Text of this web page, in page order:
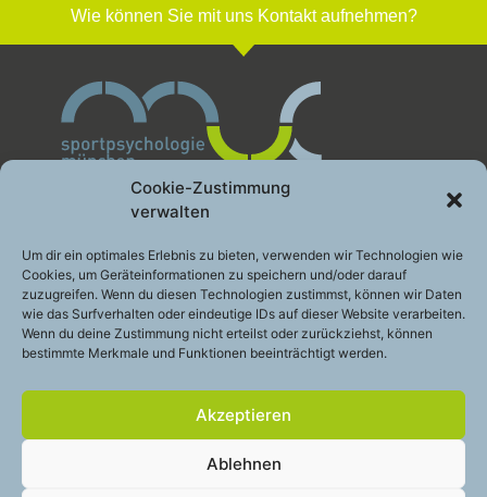
Cookie-Zustimmung
verwalten
Um dir ein optimales Erlebnis zu bieten, verwenden wir Technologien wie
Cookies, um Geräteinformationen zu speichern und/oder darauf
zuzugreifen. Wenn du diesen Technologien zustimmst, können wir Daten
wie das Surfverhalten oder eindeutige IDs auf dieser Website verarbeiten.
Wenn du deine Zustimmung nicht erteilst oder zurückziehst, können
bestimmte Merkmale und Funktionen beeinträchtigt werden.
Akzeptieren
Ablehnen
Wie können Sie mit uns Kontakt aufnehmen?
Sportpsychologie München GbR
Leistung gesund entwickeln
Engelhardstraße 10a
81369 München